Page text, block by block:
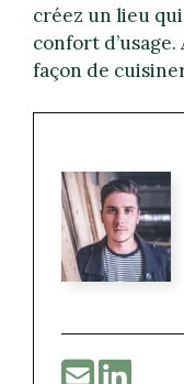
créez un lieu
confort
façon de